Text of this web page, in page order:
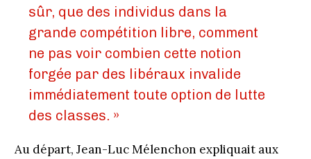
sûr, que des individus dans la
grande compétition libre, comment
ne pas voir combien cette notion
forgée par des libéraux invalide
immédiatement toute option de lutte
des classes. »
Au départ, Jean-Luc Mélenchon expliquait aux